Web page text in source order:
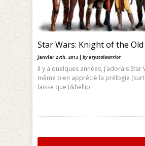
Star Wars: Knight of the
janvier 27th, 2013 | by Krystalwarrior
Il y a quelques années, j’adorais Star
même bien apprécié la prélogie
laisse que [&hellip